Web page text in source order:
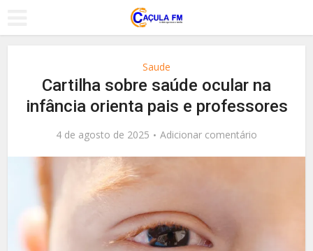
Saude
Cartilha sobre saúde ocular na
infância orienta pais e professores
4 de agosto de 2025 Adicionar comentário